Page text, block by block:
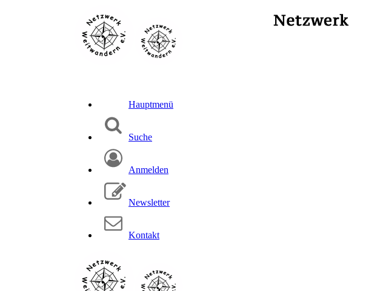
Hauptmenü
Suche
Anmelden
Newsletter
Kontakt